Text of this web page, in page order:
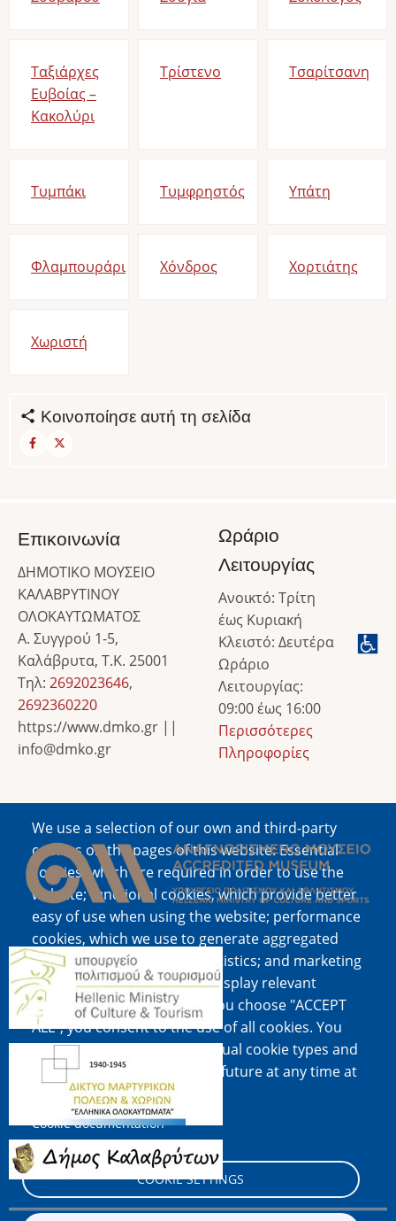
Ταξιάρχες
Ευβοίας –
Κακολύρι
Τρίστενο Τσαρίτσανη
Τυμπάκι Τυμφρηστός Υπάτη
Φλαμπουράρι Χόνδρος Χορτιάτης
Χωριστή
Κοινοποίησε αυτή τη σελίδα
We use a selection of our own and third-party
cookies on the pages of this website: Essential
cookies, which are required in order to use the
website; functional cookies, which provide better
easy of use when using the website; performance
cookies, which we use to generate aggregated
data on website use and statistics; and marketing
cookies, which are used to display relevant
content and advertising. If you choose "ACCEPT
ALL", you consent to the use of all cookies. You
can accept and reject individual cookie types and
revoke your consent for the future at any time at
"Settings".
Cookie documentation
COOKIE SETTINGS
Επικοινωνία
ΔΗΜΟΤΙΚΟ ΜΟΥΣΕΙΟ
ΚΑΛΑΒΡΥΤΙΝΟΥ
ΟΛΟΚΑΥΤΩΜΑΤΟΣ
Α. Συγγρού 1-5,
Καλάβρυτα, Τ.Κ. 25001
Τηλ: 2692023646,
2692360220
https://www.dmko.gr ||
info@dmko.gr
Ωράριο
Λειτουργίας
Ανοικτό: Τρίτη
έως Κυριακή
Κλειστό: Δευτέρα
Ωράριο
Λειτουργίας:
09:00 έως 16:00
Περισσότερες
Πληροφορίες
Image
Image
Image
Image